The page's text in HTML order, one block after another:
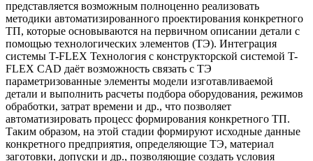
представляется возможным полноценно реализовать
методики автоматизированного проектирования конкретного
ТП, которые основываются на первичном описании детали с
помощью технологических элементов (ТЭ). Интеграция
системы T-FLEX Технология с конструкторской системой T-
FLEX CAD даёт возможность связать с ТЭ
параметризованные элементы модели изготавливаемой
детали и выполнить расчеты подбора оборудования, режимов
обработки, затрат времени и др., что позволяет
автоматизировать процесс формирования конкретного ТП.
Таким образом, на этой стадии формируют исходные данные
конкретного предприятия, определяющие ТЭ, материал
заготовки, допуски и др., позволяющие создать условия